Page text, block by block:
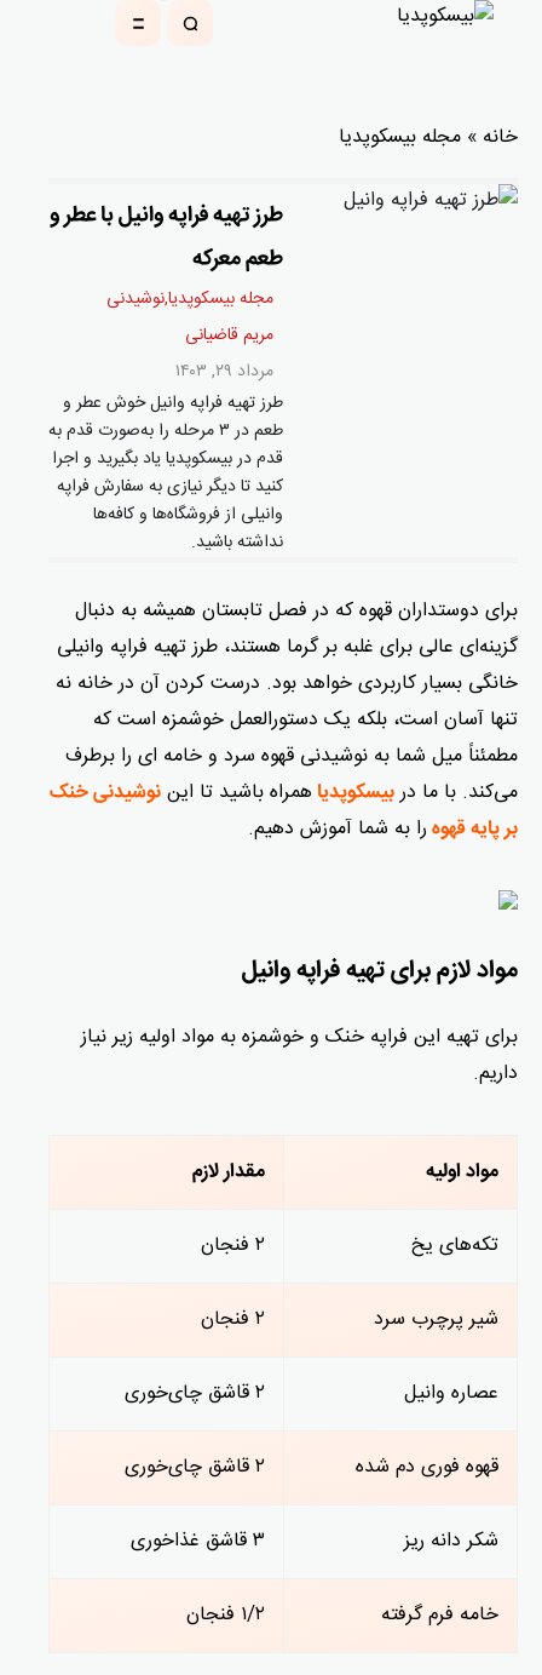
خانه » مجله بیسکوپدیا
طرز تهیه فراپه وانیل با عطر و
طعم معرکه
مجله بیسکوپدیا,نوشیدنی
مریم قاضیانی
مرداد ۲۹, ۱۴۰۳
طرز تهیه فراپه وانیل خوش عطر و
طعم در ۳ مرحله را به‌صورت قدم به
قدم در بیسکوپدیا یاد بگیرید و اجرا
کنید تا دیگر نیازی به سفارش فراپه
وانیلی از فروشگاه‌ها و کافه‌ها
نداشته باشید.
برای دوستداران قهوه که در فصل تابستان همیشه به دنبال
گزینه‌ای عالی برای غلبه بر گرما هستند، طرز تهیه فراپه وانیلی
خانگی بسیار کاربردی خواهد بود. درست کردن آن در خانه نه
تنها آسان است، بلکه یک دستورالعمل خوشمزه است که
مطمئناً میل شما به نوشیدنی قهوه سرد و خامه ای را برطرف
می‌کند. با ما دربیسکوپدیا همراه باشید تا این نوشیدنی خنک
بر پایه قهوه را به شما آموزش دهیم.
مواد لازم برای تهیه فراپه وانیل
برای تهیه این فراپه خنک و خوشمزه به مواد اولیه زیر نیاز
داریم.
مواد اولیه مقدار لازم
تکه‌های یخ ۲ فنجان
شیر پرچرب سرد ۲ فنجان
عصاره وانیل ۲ قاشق چای‌خوری
قهوه فوری دم شده ۲ قاشق چای‌خوری
شکر دانه ریز ۳ قاشق غذاخوری
خامه فرم گرفته ۱/۲ فنجان